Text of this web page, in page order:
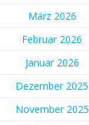
März 2026
Februar 2026
Januar 2026
Dezember 2025
November 2025